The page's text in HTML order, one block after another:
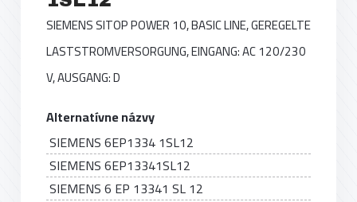
SIEMENS SITOP POWER 10, BASIC LINE, GEREGELTE
LASTSTROMVERSORGUNG, EINGANG: AC 120/230
V, AUSGANG: D
Alternatívne názvy
SIEMENS 6EP1334 1SL12
SIEMENS 6EP13341SL12
SIEMENS 6 EP 13341 SL 12